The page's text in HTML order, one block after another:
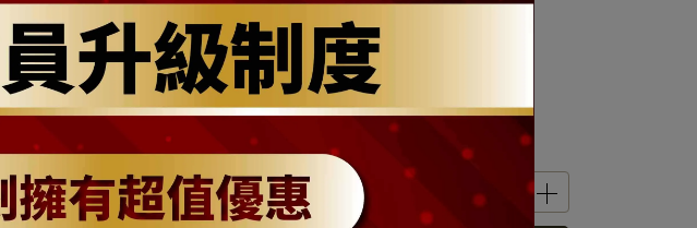
編號: YMP80617014
大小
XS
S M L XL